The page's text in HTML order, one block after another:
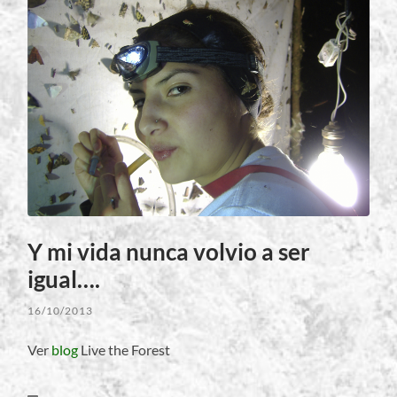
Y mi vida nunca volvio a ser
igual….
16/10/2013
Ver blog Live the Forest